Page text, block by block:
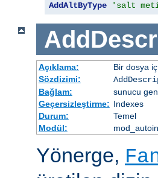
AddAltByType 'salt
Açıklama:
Bir dosya
Sözdizimi:
Bağlam:
sunucu
Geçersizleştirme: Indexes
Durum:
Temel
Modül:
Yönerge,